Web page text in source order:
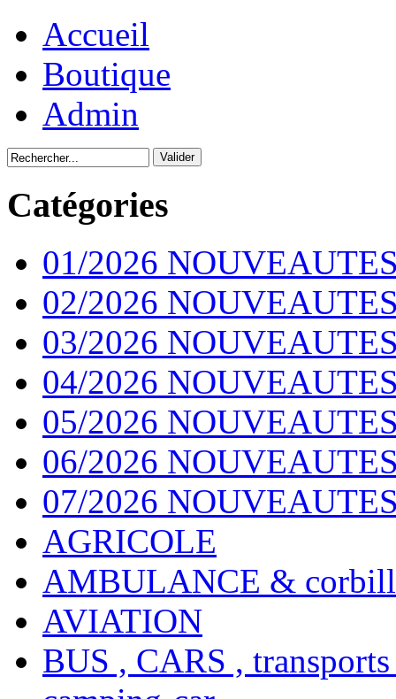
Accueil
Boutique
Admin
Catégories
01/2026
02/2026
03/2026
04/2026
05/2026
06/2026
07/2026
AGRICOLE
AMBULANCE &
AVIATION
BUS , CARS ,